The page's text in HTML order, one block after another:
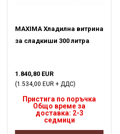
MAXIMA Хладилна витрина
за сладкиши 300 литра
1.840,80 EUR
(1.534,00 EUR + ДДС)
Пристига по поръчка
Общо време за
доставка: 2-3
седмици